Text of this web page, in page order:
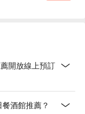
開放線上預訂
酒館推薦？